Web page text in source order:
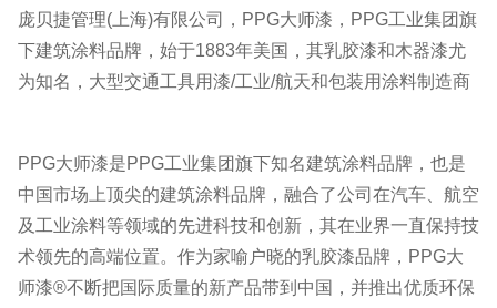
庞贝捷管理(上海)有限公司，PPG大师漆，PPG工业集团旗
下建筑涂料品牌，始于1883年美国，其乳胶漆和木器漆尤
为知名，大型交通工具用漆/工业/航天和包装用涂料制造商
PPG大师漆是PPG工业集团旗下知名建筑涂料品牌，也是
中国市场上顶尖的建筑涂料品牌，融合了公司在汽车、航空
及工业涂料等领域的先进科技和创新，其在业界一直保持技
术领先的高端位置。作为家喻户晓的乳胶漆品牌，PPG大
师漆®不断把国际质量的新产品带到中国，并推出优质环保